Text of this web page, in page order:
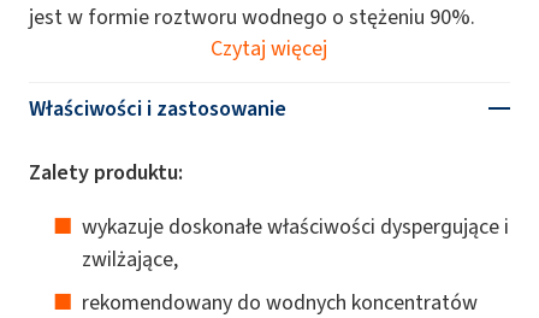
jest w formie roztworu wodnego o stężeniu 90%.
Czytaj więcej
Właściwości i zastosowanie
Zalety produktu:
wykazuje doskonałe właściwości dyspergujące i
zwilżające,
rekomendowany do wodnych koncentratów